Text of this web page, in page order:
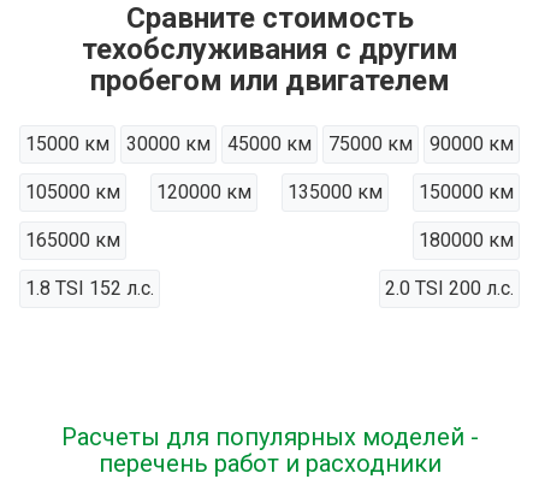
Сравните стоимость
техобслуживания с другим
пробегом или двигателем
15000 км 30000 км 45000 км 75000 км 90000 км
105000 км 120000 км 135000 км 150000 км
165000 км 180000 км
1.8 TSI 152 л.с. 2.0 TSI 200 л.с.
Расчеты для популярных моделей -
перечень работ и расходники